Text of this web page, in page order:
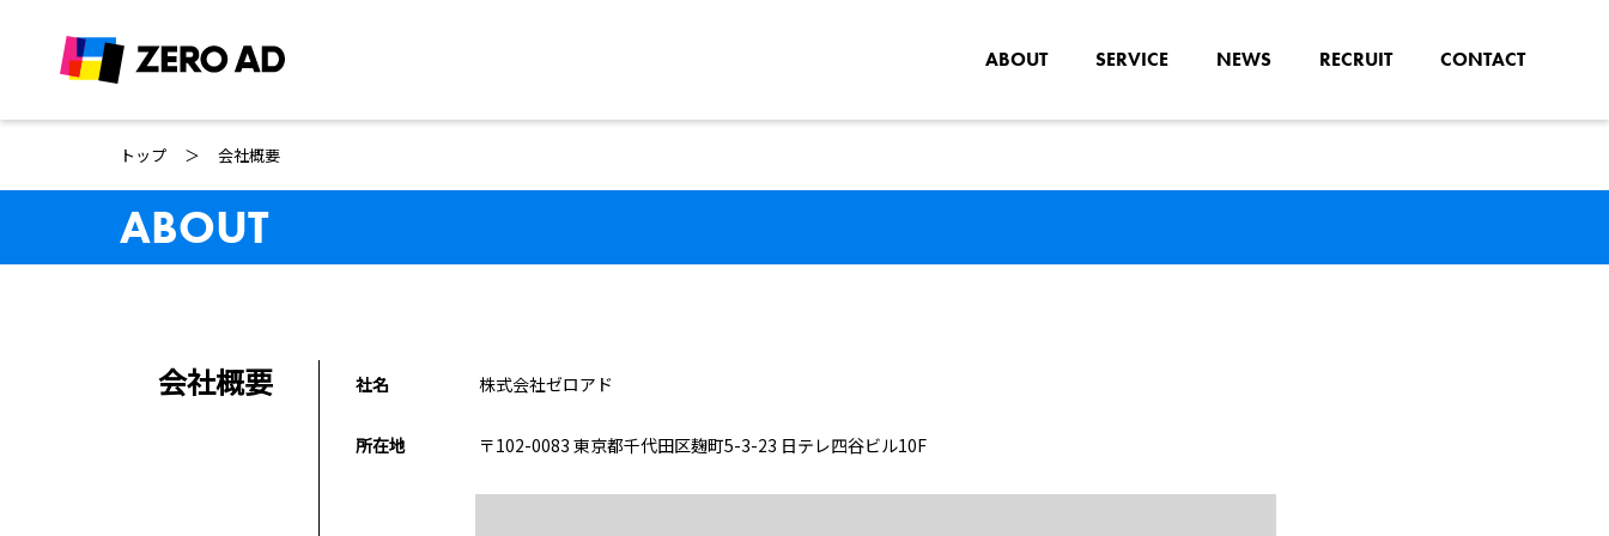
ABOUT SERVICE NEWS RECRUIT CONTACT
トップ ＞ 会社概要
ABOUT
会社概要 社名 株式会社ゼロアド
所在地 〒102-0083 東京都千代田区麹町5-3-23 日テレ四谷ビル10F